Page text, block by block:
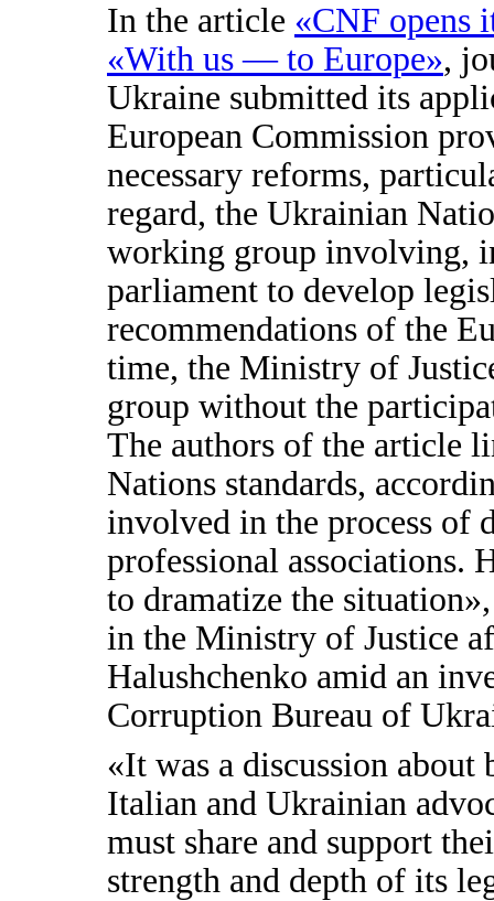
In the article «CNF opens
«With us — to Europe»,
Ukraine submitted its
European Commission
necessary reforms,
regard, the Ukrainian
working group involving,
parliament to develop
recommendations of the
time, the Ministry of
group without the
The authors of the article
Nations standards,
involved in the process of
professional associations.
to dramatize the
in the Ministry of Justice
Halushchenko amid an
Corruption Bureau of
«It was a discussion about
Italian and Ukrainian
must share and support
strength and depth of its